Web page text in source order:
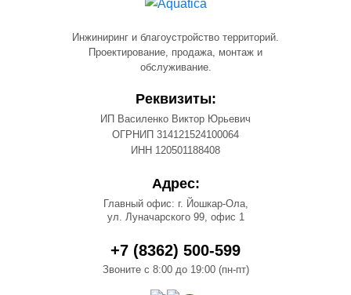
Инжиниринг и благоустройство территорий.
Проектирование, продажа, монтаж и
обслуживание.
Реквизиты:
ИП Василенко Виктор Юрьевич
ОГРНИП 314121524100064
ИНН 120501188408
Адрес:
Главный офис: г. Йошкар-Ола,
ул. Луначарского 99, офис 1
+7 (8362) 500-599
Звоните с 8:00 до 19:00 (пн-пт)